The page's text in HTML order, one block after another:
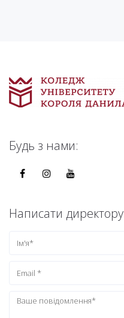
Будь з нами:
Написати директору